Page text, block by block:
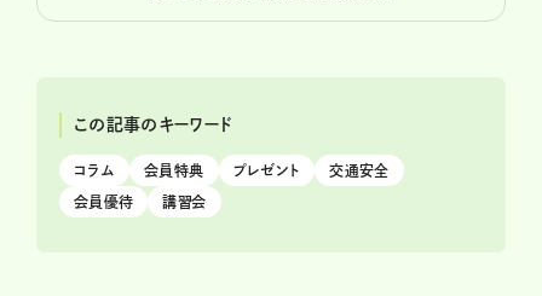
この記事のキーワード
コラム 会員特典 プレゼント 交通安全
会員優待 講習会